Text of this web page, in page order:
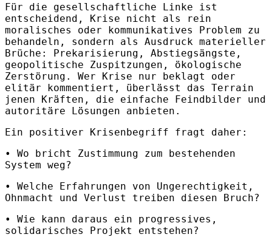
Für die gesellschaftliche Linke ist
entscheidend, Krise nicht als rein
moralisches oder kommunikatives Problem zu
behandeln, sondern als Ausdruck materieller
Brüche: Prekarisierung, Abstiegsängste,
geopolitische Zuspitzungen, ökologische
Zerstörung. Wer Krise nur beklagt oder
elitär kommentiert, überlässt das Terrain
jenen Kräften, die einfache Feindbilder und
autoritäre Lösungen anbieten.
Ein positiver Krisenbegriff fragt daher:
• Wo bricht Zustimmung zum bestehenden
System weg?
• Welche Erfahrungen von Ungerechtigkeit,
Ohnmacht und Verlust treiben diesen Bruch?
• Wie kann daraus ein progressives,
solidarisches Projekt entstehen?